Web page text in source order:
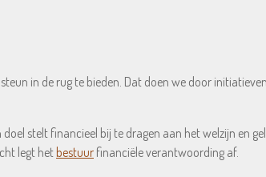
in de rug te bieden. Dat doen we door
stelt financieel bij te dragen aan het welzijn en
legt hetbestuur financiële verantwoording af.